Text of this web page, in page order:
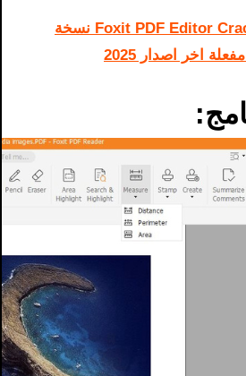
تحميل برنامج Foxit PDF Editor Crack نسخة
اخر اصدار 2025